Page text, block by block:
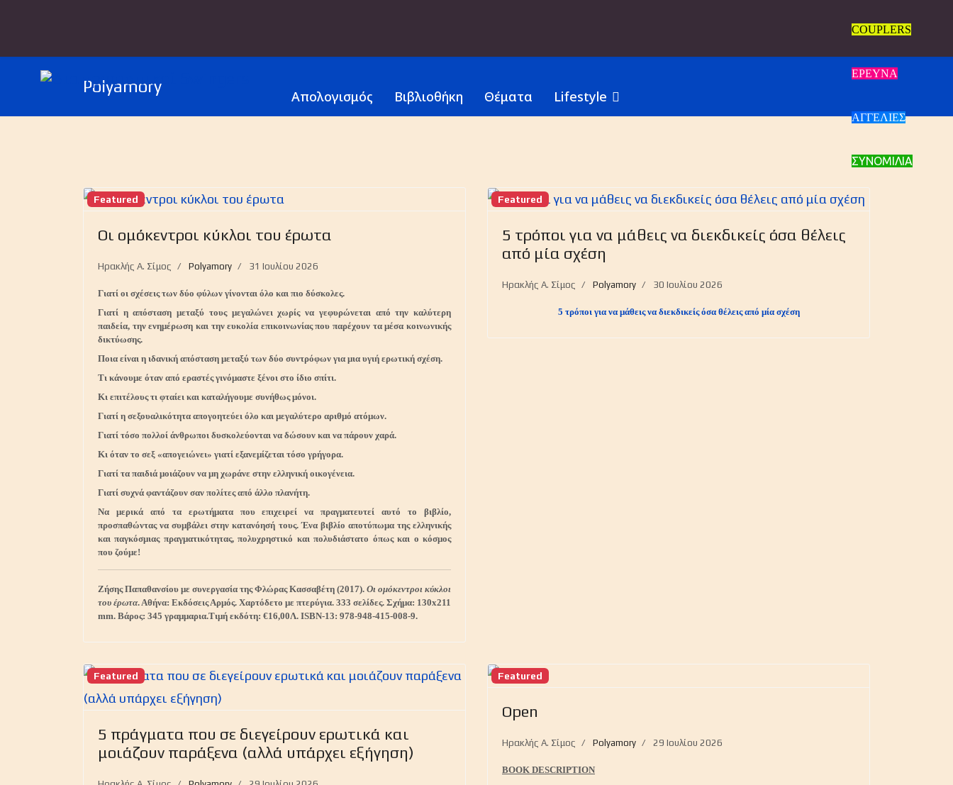
Απολογισμός Βιβλιοθήκη Θέματα Lifestyle
COUPLERS
ΕΡΕΥΝΑ
ΑΓΓΕΛΙΕΣ
ΣΥΝΟΜΙΛΙΑ
Polyamory
Featured
Οι ομόκεντροι κύκλοι του έρωτα
Ηρακλής Α. Σίμος Polyamory 31 Ιουλίου 2026
Γιατί οι σχέσεις των δύο φύλων γίνονται όλο και πιο δύσκολες.
Γιατί η απόσταση μεταξύ τους μεγαλώνει χωρίς να γεφυρώνεται από την καλύτερη
παιδεία, την ενημέρωση και την ευκολία επικοινωνίας που παρέχουν τα μέσα κοινωνικής
δικτύωσης.
Ποια είναι η ιδανική απόσταση μεταξύ των δύο συντρόφων για μια υγιή ερωτική σχέση.
Τι κάνουμε όταν από εραστές γινόμαστε ξένοι στο ίδιο σπίτι.
Κι επιτέλους τι φταίει και καταλήγουμε συνήθως μόνοι.
Γιατί η σεξουαλικότητα απογοητεύει όλο και μεγαλύτερο αριθμό ατόμων.
Γιατί τόσο πολλοί άνθρωποι δυσκολεύονται να δώσουν και να πάρουν χαρά.
Κι όταν το σεξ «απογειώνει» γιατί εξανεμίζεται τόσο γρήγορα.
Γιατί τα παιδιά μοιάζουν να μη χωράνε στην ελληνική οικογένεια.
Γιατί συχνά φαντάζουν σαν πολίτες από άλλο πλανήτη.
Να μερικά από τα ερωτήματα που επιχειρεί να πραγματευτεί αυτό το βιβλίο,
προσπαθώντας να συμβάλει στην κατανόησή τους. Ένα βιβλίο αποτύπωμα της ελληνικής
και παγκόσμιας πραγματικότητας, πολυχρηστικό και πολυδιάστατο όπως και ο κόσμος
που ζούμε!
Ζήσης Παπαθανσίου με συνεργασία της Φλώρας Κασσαβέτη (2017). Οι ομόκεντροι κύκλοι
του έρωτα. Αθήνα: Εκδόσεις Αρμός. Χαρτόδετο με πτερύγια. 333 σελίδες. Σχήμα: 130x211
mm. Βάρος: 345 γραμμαρια.Τιμή εκδότη: €16,00Λ. ISBN-13: 978-948-415-008-9.
Featured
5 τρόποι για να μάθεις να διεκδικείς όσα θέλεις
από μία σχέση
Ηρακλής Α. Σίμος Polyamory 30 Ιουλίου 2026
5 τρόποι για να μάθεις να διεκδικείς όσα θέλεις από μία σχέση
Featured
5 πράγματα που σε διεγείρουν ερωτικά και
μοιάζουν παράξενα (αλλά υπάρχει εξήγηση)
Featured
Open
Ηρακλής Α. Σίμος Polyamory 29 Ιουλίου 2026
BOOK DESCRIPTION